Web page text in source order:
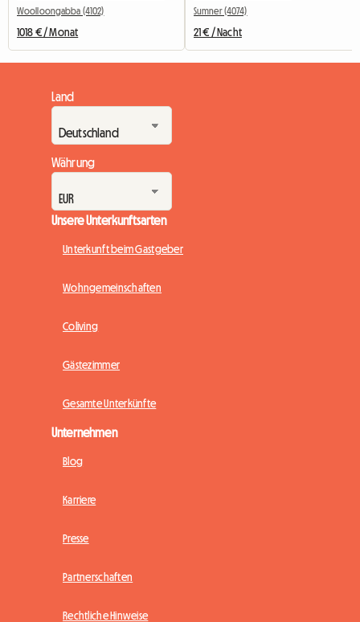
Woolloongabba (4102)
1018 € / Monat
Sumner (4074)
21 € / Nacht
Land
Währung
Unsere Unterkunftsarten
Unterkunft beim Gastgeber
Wohngemeinschaften
Coliving
Gästezimmer
Gesamte Unterkünfte
Unternehmen
Blog
Karriere
Presse
Partnerschaften
Rechtliche Hinweise